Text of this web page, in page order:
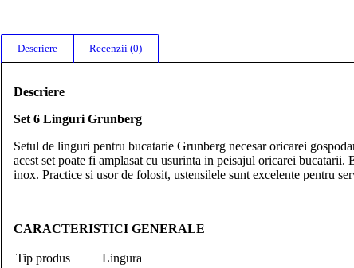
Descriere Recenzii (0)
Descriere
Set 6 Linguri Grunberg
Setul de linguri pentru bucatarie Grunberg necesar oricarei
acest set poate fi amplasat cu usurinta in peisajul oricarei bucatarii.
inox. Practice si usor de folosit, ustensilele sunt excelente pentru
CARACTERISTICI GENERALE
Tip produs
Lingura